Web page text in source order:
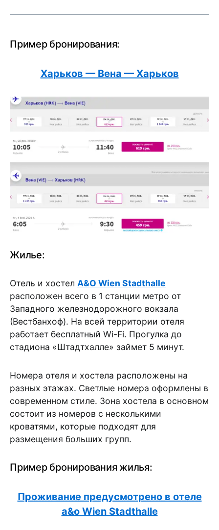
Пример бронирования:
Харьков — Вена — Харьков
Жилье:
Отель и хостел A&O Wien Stadthalle
расположен всего в 1 станции метро от
Западного железнодорожного вокзала
(Вестбанхоф). На всей территории отеля
работает бесплатный Wi-Fi. Прогулка до
стадиона «Штадтхалле» займет 5 минут.
Номера отеля и хостела расположены на
разных этажах. Светлые номера оформлены в
современном стиле. Зона хостела в основном
состоит из номеров с несколькими
кроватями, которые подходят для
размещения больших групп.
Пример бронирования жилья:
Проживание предусмотрено в отеле
a&o Wien Stadthalle